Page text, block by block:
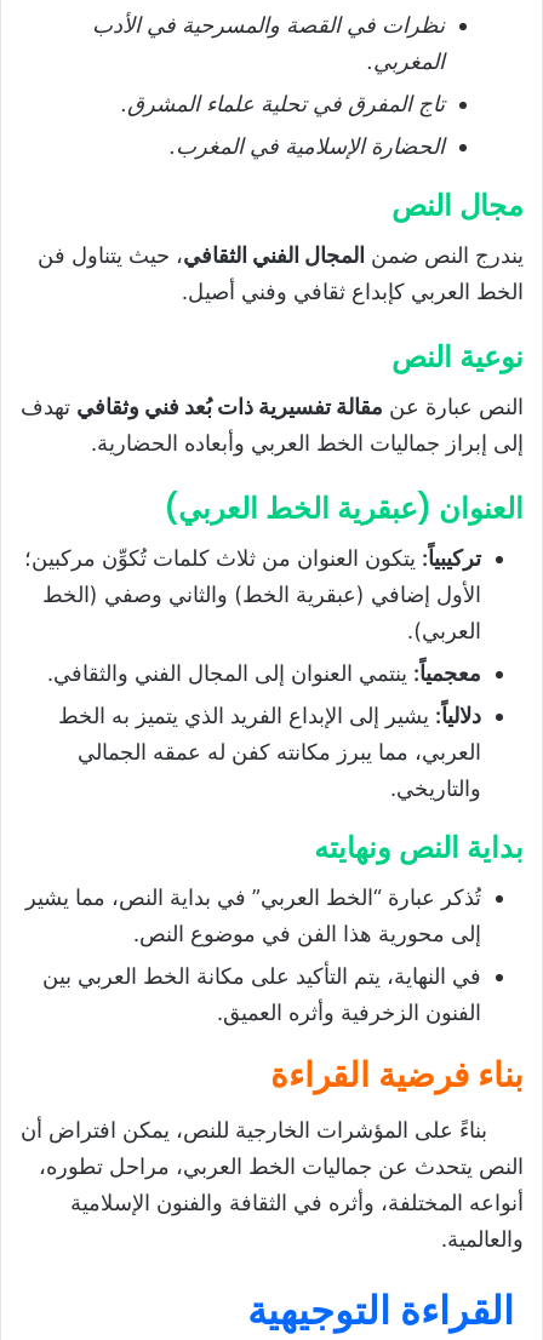
نظرات في القصة والمسرحية في الأدب
المغربي.
تاج المفرق في تحلية علماء المشرق.
الحضارة الإسلامية في المغرب.
مجال النص
يندرج النص ضمن المجال الفني الثقافي، حيث يتناول فن
الخط العربي كإبداع ثقافي وفني أصيل.
نوعية النص
النص عبارة عن مقالة تفسيرية ذات بُعد فني وثقافي تهدف
إلى إبراز جماليات الخط العربي وأبعاده الحضارية.
العنوان (عبقرية الخط العربي)
تركيبياً: يتكون العنوان من ثلاث كلمات تُكوِّن مركبين؛
الأول إضافي (عبقرية الخط) والثاني وصفي (الخط
العربي).
معجمياً: ينتمي العنوان إلى المجال الفني والثقافي.
دلالياً: يشير إلى الإبداع الفريد الذي يتميز به الخط
العربي، مما يبرز مكانته كفن له عمقه الجمالي
والتاريخي.
بداية النص ونهايته
تُذكر عبارة “الخط العربي” في بداية النص، مما يشير
إلى محورية هذا الفن في موضوع النص.
في النهاية، يتم التأكيد على مكانة الخط العربي بين
الفنون الزخرفية وأثره العميق.
بناء فرضية القراءة
بناءً على المؤشرات الخارجية للنص، يمكن افتراض أن
النص يتحدث عن جماليات الخط العربي، مراحل تطوره،
أنواعه المختلفة، وأثره في الثقافة والفنون الإسلامية
والعالمية.
القراءة التوجيهية